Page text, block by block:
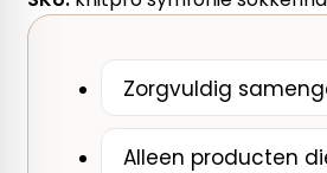
Zorgvuldig
Alleen producten